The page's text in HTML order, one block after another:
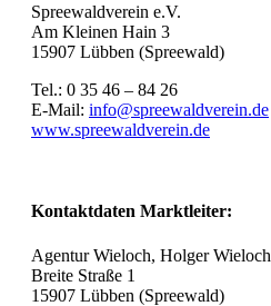
Spreewaldverein e.V.
Am Kleinen Hain 3
15907 Lübben (Spreewald)
Tel.: 0 35 46 – 84 26
E-Mail: info@spreewaldverein.de
www.spreewaldverein.de
Kontaktdaten Marktleiter:
Agentur Wieloch, Holger Wieloch
Breite Straße 1
15907 Lübben (Spreewald)